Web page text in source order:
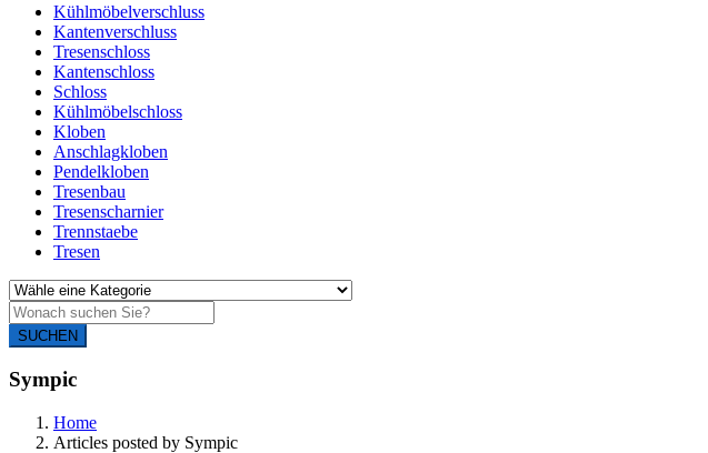
Kühlmöbelverschluss
Kantenverschluss
Tresenschloss
Kantenschloss
Schloss
Kühlmöbelschloss
Kloben
Anschlagkloben
Pendelkloben
Tresenbau
Tresenscharnier
Trennstaebe
Tresen
SUCHEN
Sympic
Home
Articles posted by Sympic